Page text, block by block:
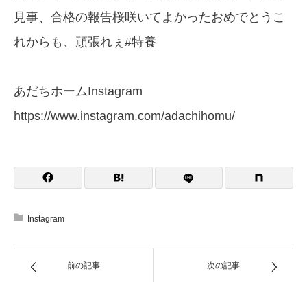
見事、合格の報告桜咲いてよかった️おめでとうこ
れからも、頑張れぇ️️#特養
あだちホームInstagram
https://www.instagram.com/adachihomu/
Instagram
前の記事 次の記事